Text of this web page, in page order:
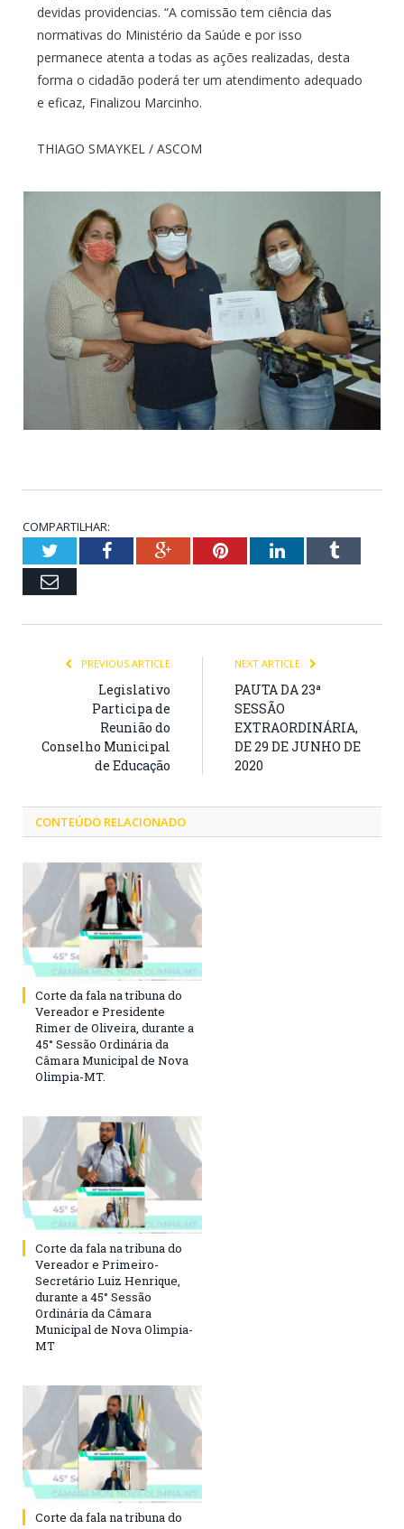
devidas providencias. “A comissão tem ciência das
normativas do Ministério da Saúde e por isso
permanece atenta a todas as ações realizadas, desta
forma o cidadão poderá ter um atendimento adequado
e eficaz, Finalizou Marcinho.
THIAGO SMAYKEL / ASCOM
COMPARTILHAR:
TwitterFacebookGoogle+PinterestLinkedInTumblr
Email
PREVIOUS ARTICLE
Legislativo
Participa de
Reunião do
Conselho Municipal
de Educação
NEXT ARTICLE
PAUTA DA 23ª
SESSÃO
EXTRAORDINÁRIA,
DE 29 DE JUNHO DE
2020
CONTEÚDO RELACIONADO
Corte da fala na tribuna do
Vereador e Presidente
Rimer de Oliveira, durante a
45° Sessão Ordinária da
Câmara Municipal de Nova
Olimpia-MT.
Corte da fala na tribuna do
Vereador e Primeiro-
Secretário Luiz Henrique,
durante a 45° Sessão
Ordinária da Câmara
Municipal de Nova Olimpia-
MT
Corte da fala na tribuna do